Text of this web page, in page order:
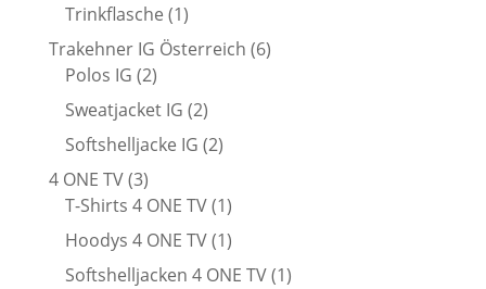
Trinkflasche 11
Produkt
Trakehner IG Österreich 66
Polos IG 22
Produkte
Sweatjacket IG 22
Produkte
Softshelljacke IG 22
4 ONE TV 33
Produkte
T-Shirts 4 ONE TV 11
Produkt
Hoodys 4 ONE TV 11
Produkt
Softshelljacken 4 ONE TV 11